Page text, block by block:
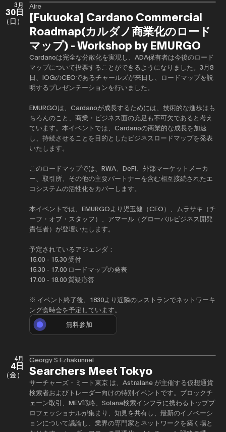
3月
30日
（日）
Aire
[Fukuoka] Cardano Commercial
Roadmap(カルダノ商業化のロード
マップ) - Workshop by EMURGO
Cardanoは完全な分散化を実現し、ADA保有者は今後のロード
マップについて投票することができるようになりました。3月8
日、IOGのCEOであるチャールズが来日し、ロードマップを説
明するプレゼンテーションを行いました。
​EMURGOは、Cardanoが成長するためには、技術的な進歩はも
ちろんのこと、商業・ビジネス面の充足も不可欠であると考え
ています。本イベントでは、Cardanoの商業的な成長を加速
し、持続させることを目的としたビジネスロードマップを発表
いたします。
このロードマップでは、RWA、DeFi、外部マーケットメーカ
ー、取引所、その他の主要パートナーを含む相互接続されたエ
コシステムの活性化をカバーします。
​本イベントでは、EMURGOより児玉健（CEO）、ムラサキ（チ
ーフ・オブ・スタッフ）、アマール（グローバルビジネス開発
責任者）が登壇いたします。
​予定されているアジェンダ：
​​15.00 - 15.30 受付
​​15.30 - 17.00 ロードマップの発表
​​17.00 - 18.00 質疑応答
​​※ イベント終了後、1830より近隣のレストランでネットワーキ
ング食時会を予定しています。
無料参加
4月
4日
（金）
Georgy S Ezhakunnel
Searchers Meet Tokyo
サーチャーズ・ミート東京 は、Astralane が主催する仮想通貨
検索者およびトレーダー向けの特別イベントです。ブロックチ
ェーン取引、MEV戦略、Solana検索インフラに携わるトッププ
ロフェッショナルが集まり、知見を共有し、最新のイノベーシ
ョンについて議論し、業界の専門家とネットワークを築く場と